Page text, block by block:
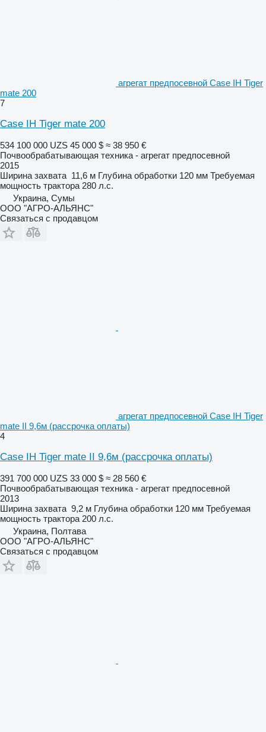
агрегат предпосевной Case IH Tiger
mate 200
7
Case IH Tiger mate 200
534 100 000 UZS 45 000 $ ≈ 38 950 €
Почвообрабатывающая техника - агрегат предпосевной
2015
Ширина захвата 11,6 м Глубина обработки 120 мм Требуемая
мощность трактора 280 л.с.
Украина, Сумы
ООО "АГРО-АЛЬЯНС"
Связаться с продавцом
агрегат предпосевной Case IH Tiger
mate II 9,6м (рассрочка оплаты)
4
Case IH Tiger mate II 9,6м (рассрочка оплаты)
391 700 000 UZS 33 000 $ ≈ 28 560 €
Почвообрабатывающая техника - агрегат предпосевной
2013
Ширина захвата 9,2 м Глубина обработки 120 мм Требуемая
мощность трактора 200 л.с.
Украина, Полтава
ООО "АГРО-АЛЬЯНС"
Связаться с продавцом